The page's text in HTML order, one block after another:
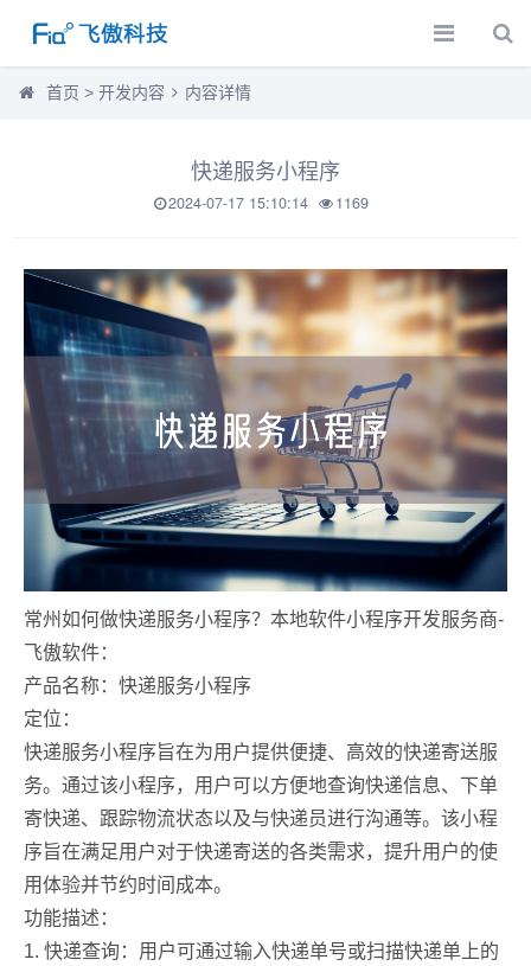
首页 > 开发内容 内容详情
快递服务小程序
2024-07-17 15:10:14 1169
常州如何做快递服务小程序？本地软件小程序开发服务商-
飞傲软件：
产品名称：快递服务小程序
定位：
快递服务小程序旨在为用户提供便捷、高效的快递寄送服
务。通过该小程序，用户可以方便地查询快递信息、下单
寄快递、跟踪物流状态以及与快递员进行沟通等。该小程
序旨在满足用户对于快递寄送的各类需求，提升用户的使
用体验并节约时间成本。
功能描述：
1. 快递查询：用户可通过输入快递单号或扫描快递单上的